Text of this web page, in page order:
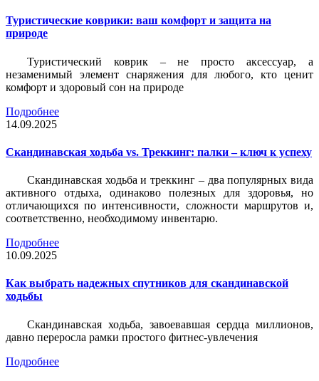
Туристические коврики: ваш комфорт и защита на
природе
Туристический коврик – не просто аксессуар, а
незаменимый элемент снаряжения для любого, кто ценит
комфорт и здоровый сон на природе
Подробнее
14.09.2025
Скандинавская ходьба vs. Треккинг: палки – ключ к успеху
Скандинавская ходьба и треккинг – два популярных вида
активного отдыха, одинаково полезных для здоровья, но
отличающихся по интенсивности, сложности маршрутов и,
соответственно, необходимому инвентарю.
Подробнее
10.09.2025
Как выбрать надежных спутников для скандинавской
ходьбы
Скандинавская ходьба, завоевавшая сердца миллионов,
давно переросла рамки простого фитнес-увлечения
Подробнее